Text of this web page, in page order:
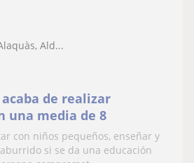
Ald...
de realizar
una media de 8
con niños pequeños, enseñar y
si se da una educación